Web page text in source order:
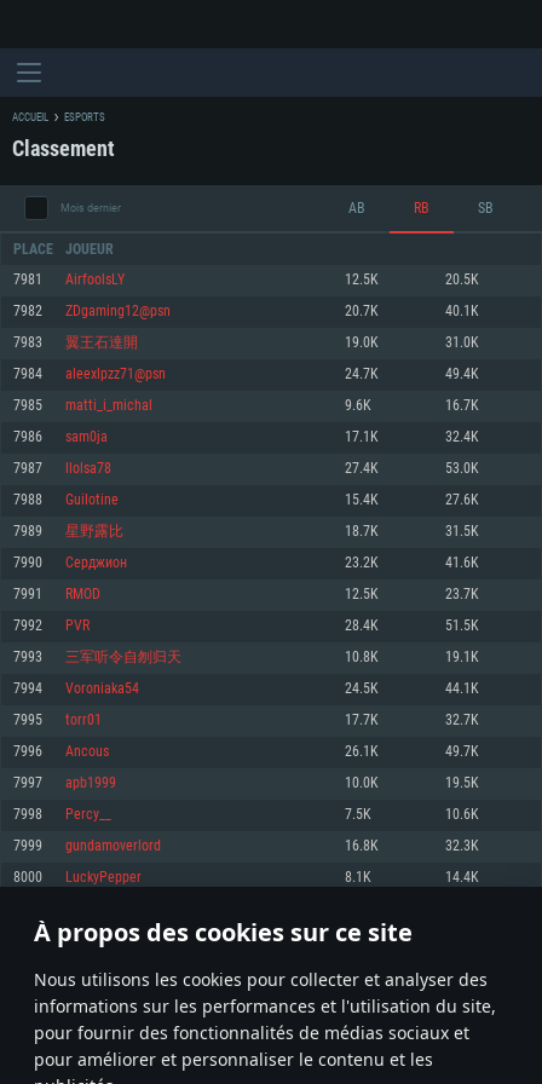
À propos des cookies sur ce site
Nous utilisons les cookies pour collecter et analyser des
informations sur les performances et l'utilisation du site,
pour fournir des fonctionnalités de médias sociaux et
pour améliorer et personnaliser le contenu et les
CONFIGURATION SYSTÈME REQUISE
Pour PC
Minimum
OS: Windows 10 (64 bit)
Processeur: Dual-Core 2.2 GHz
Mémoire: 4 GB
Carte graphique supportant DirectX 11: AMD Radeon 77XX / NVIDIA
GeForce GTX 660. La résolution minimale supportée par le jeu est de 720p
Connection: Connexion Internet à haut débit
Disque dur: 23.1 Go (client minimal)
Recommandée
1060 et plus, Radeon RX 570 et plus.
Disque dur: 75.9 Go (client complet)
Minimum
OS: Mac OS Big Sur 11.0 ou plus récent
Processeur: Core i5, minimum 2.2GHz (Les processeurs Intel Xeon ne sont
pas supportés)
Mémoire: 6 GB
Carte graphique: Intel Iris Pro 5200 (Mac), ou analogue AMD/Nvidia. La
résolution minimale supportée par le jeu est de 720p.
Connection: Connexion Internet à haut débit
Disque dur: 62,2 Go (client minimal)
Recommandée
OS: Mac OS Big Sur 11.0 ou plus récent
Processeur: Core i7 (Les processeurs Intel Xeon ne sont pas supportés)
Mémoire: 8 GB
Carte graphique: Radeon Vega II ou plus avec support de Metal
Disque dur: 62,2 Go (client complet)
Minimum
OS: Les configurations Linux 64 bits les plus modernes
Processeur: Dual-Core 2.4 GHz
Mémoire: 4 GB
Carte graphique: NVIDIA 660 avec les derniers drivers (moins de 6 mois) /
de même pour AMD (La résolution minimale supportée par le jeu est de
720p)
Connection: Connexion Internet à haut débit
Disque dur: 62,2 Go (client minimal)
Recommandée
OS: Ubuntu 20.04 64bit
Processeur: Intel Core i7
Mémoire: 8 GB
Carte graphique: NVIDIA 1060 avec les derniers drivers (moins de 6 mois) /
6 mois et supportant Vulkan
Connection: Connexion Internet à haut débit
Disque dur: 60,2 Go (client complet)
ACCUEIL ESPORTS
Classement
Mois dernier AB RB SB
PLACE JOUEUR
7981 AirfoolsLY 12.5K 20.5K
7982 ZDgaming12@psn 20.7K 40.1K
7983 翼王石達開 19.0K 31.0K
7984 aleexlpzz71@psn 24.7K 49.4K
7985 matti_i_michal 9.6K 16.7K
7986 sam0ja 17.1K 32.4K
7987 llolsa78 27.4K 53.0K
7988 Guilotine 15.4K 27.6K
7989 星野露比 18.7K 31.5K
7990 Серджион 23.2K 41.6K
7991 RMOD 12.5K 23.7K
7992 PVR 28.4K 51.5K
7993 三军听令自刎归天 10.8K 19.1K
7994 Voroniaka54 24.5K 44.1K
7995 torr01 17.7K 32.7K
7996 Ancous 26.1K 49.7K
7997 apb1999 10.0K 19.5K
7998 Percy__ 7.5K 10.6K
7999 gundamoverlord 16.8K 32.3K
8000 LuckyPepper 8.1K 14.4K
* Classement mis à jour quotidiennement
399 400 401 500